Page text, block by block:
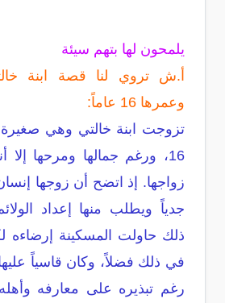
يلمحون لها بتهم سيئة
أ.ش تروي لنا قصة ابنة
وعمرها 16 عاماً:
تزوجت ابنة خالتي وهي
16، ورغم جمالها ومرحها
زواجها. إذ اتضح أن زوجها
جدياً ويطلب منها إعداد
ذلك حاولت المسكينة إرضاءه
في ذلك فضلاً، وكان قاسياً
رغم تبذيره على معارفه